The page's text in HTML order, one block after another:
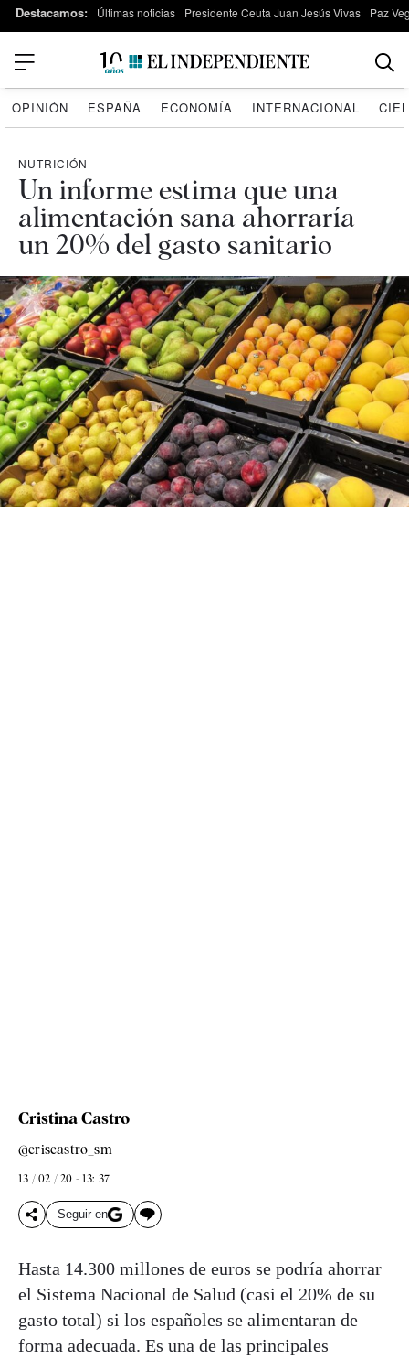
Destacamos: Últimas noticias Presidente Ceuta Juan Jesús Vivas Paz
OPINIÓN ESPAÑA ECONOMÍA INTERNACIONAL
NUTRICIÓN
Un informe estima que una
alimentación sana ahorraría
un 20% del gasto sanitario
Cristina Castro
@criscastro_sm
13 / 02 / 20 - 13: 37
Seguir en
Hasta 14.300 millones de euros se podría ahorrar
el Sistema Nacional de Salud (casi el 20% de su
gasto total) si los españoles se alimentaran de
forma adecuada. Es una de las principales